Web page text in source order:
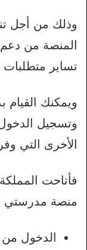
وذلك من أجل
المنصة من
تساير
ويمكنك
وتسجيل
الأخرى التي
فأتاحت
منصة مدرستي
الدخول من